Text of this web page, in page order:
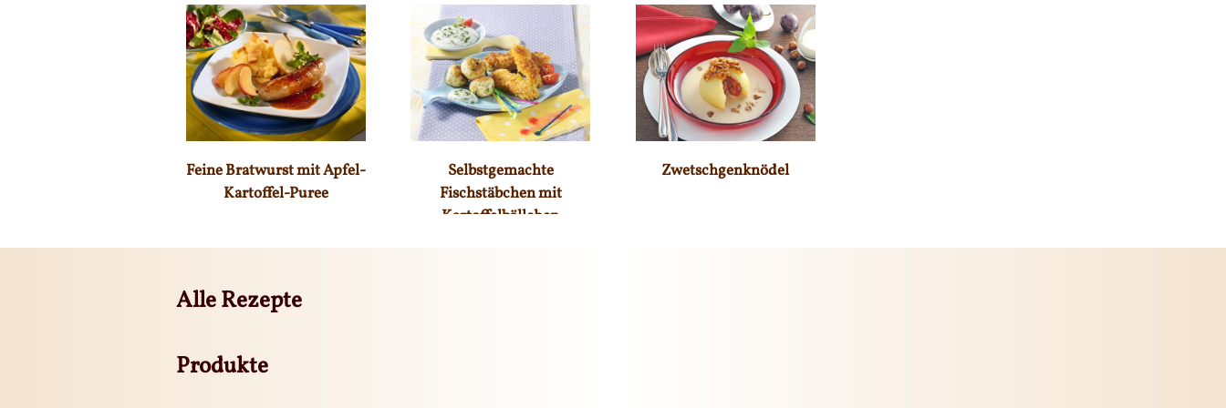
Feine Bratwurst mit Apfel-
Kartoffel-Puree
Selbstgemachte
Fischstäbchen mit
Kartoffelbällchen
Zwetschgenknödel
Alle Rezepte
Produkte